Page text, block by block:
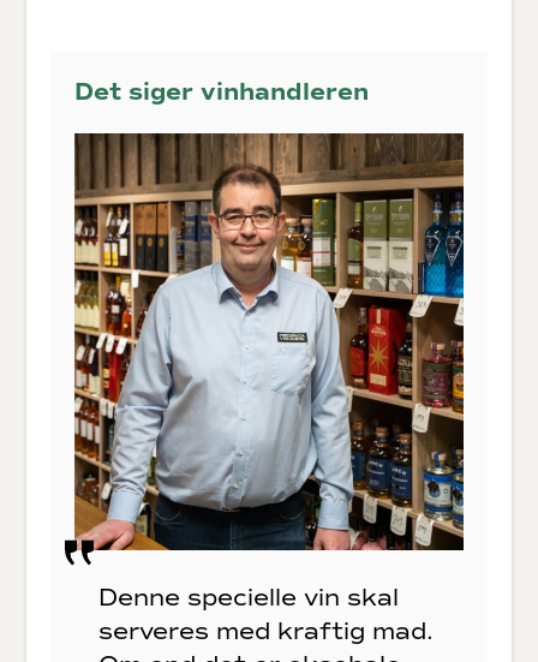
Det siger vinhandleren
Denne specielle vin skal
serveres med kraftig mad.